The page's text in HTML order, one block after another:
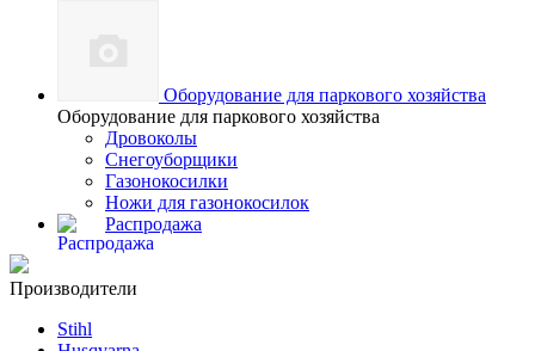
Оборудование для паркового хозяйства
Оборудование для паркового хозяйства
Дровоколы
Снегоуборщики
Газонокосилки
Ножи для газонокосилок
Распродажа
Производители
Stihl